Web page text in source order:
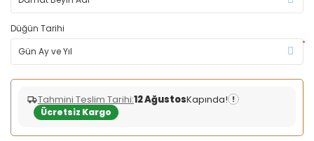
Düğün Tarihi
*
Tahmini Teslim Tarihi:12 AğustosKapında! !
Ücretsiz Kargo